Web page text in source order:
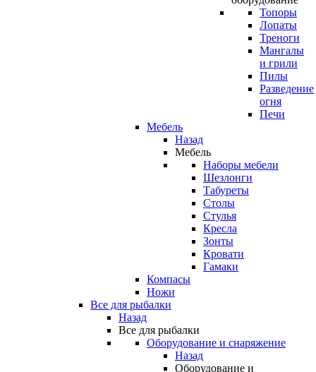
Топоры
Лопаты
Треноги
Мангалы
и грили
Пилы
Разведение
огня
Печи
Мебель
Назад
Мебель
Наборы мебели
Шезлонги
Табуреты
Столы
Стулья
Кресла
Зонты
Кровати
Гамаки
Компасы
Ножи
Все для рыбалки
Назад
Все для рыбалки
Оборудование и снаряжение
Назад
Оборудование и